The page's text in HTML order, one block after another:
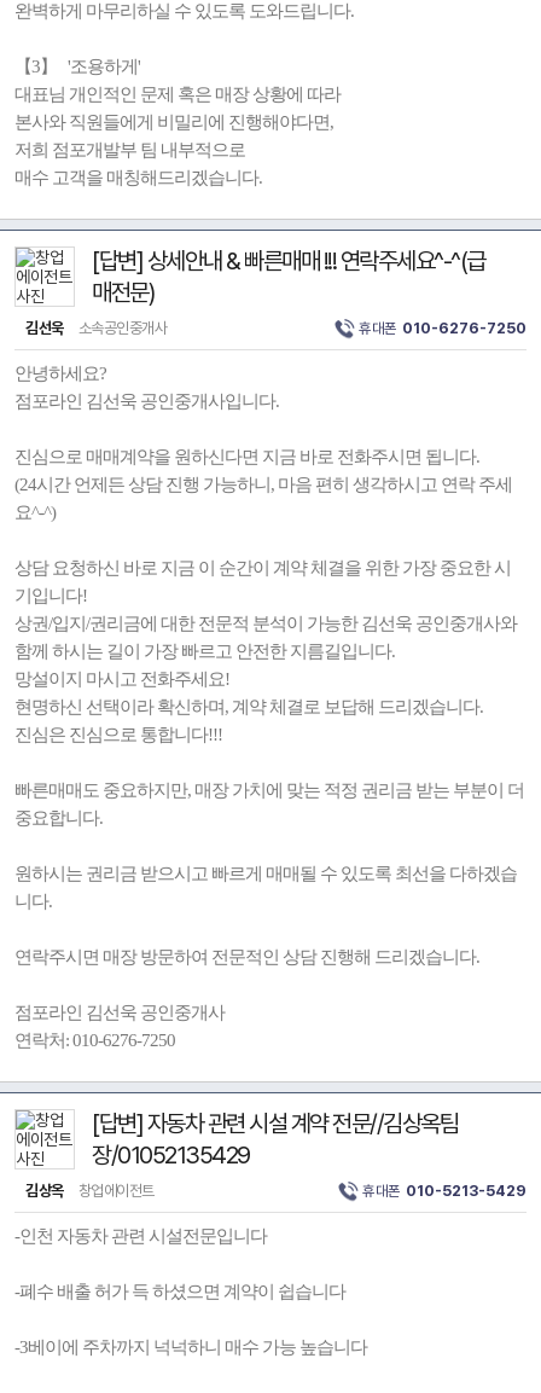
완벽하게 마무리하실 수 있도록 도와드립니다.
【3】 '조용하게'
대표님 개인적인 문제 혹은 매장 상황에 따라
본사와 직원들에게 비밀리에 진행해야다면,
저희 점포개발부 팀 내부적으로
매수 고객을 매칭해드리겠습니다.
[답변] 상세안내 & 빠른매매 !!! 연락주세요^-^(급
매전문)
김선욱 소속공인중개사 휴대폰 010-6276-7250
안녕하세요?
점포라인 김선욱 공인중개사입니다.
진심으로 매매계약을 원하신다면 지금 바로 전화주시면 됩니다.
(24시간 언제든 상담 진행 가능하니, 마음 편히 생각하시고 연락 주세
요^-^)
상담 요청하신 바로 지금 이 순간이 계약 체결을 위한 가장 중요한 시
기입니다!
상권/입지/권리금에 대한 전문적 분석이 가능한 김선욱 공인중개사와
함께 하시는 길이 가장 빠르고 안전한 지름길입니다.
망설이지 마시고 전화주세요!
현명하신 선택이라 확신하며, 계약 체결로 보답해 드리겠습니다.
진심은 진심으로 통합니다!!!
빠른매매도 중요하지만, 매장 가치에 맞는 적정 권리금 받는 부분이 더
중요합니다.
원하시는 권리금 받으시고 빠르게 매매될 수 있도록 최선을 다하겠습
니다.
연락주시면 매장 방문하여 전문적인 상담 진행해 드리겠습니다.
점포라인 김선욱 공인중개사
연락처: 010-6276-7250
[답변] 자동차 관련 시설 계약 전문//김상옥팀
장/01052135429
김상옥 창업에이전트 휴대폰 010-5213-5429
-인천 자동차 관련 시설전문입니다
-폐수 배출 허가 득 하셨으면 계약이 쉽습니다
-3베이에 주차까지 넉넉하니 매수 가능 높습니다